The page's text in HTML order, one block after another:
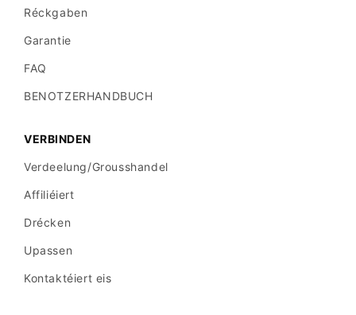
Réckgaben
Garantie
FAQ
BENOTZERHANDBUCH
VERBINDEN
Verdeelung/Grousshandel
Affiliéiert
Drécken
Upassen
Kontaktéiert eis